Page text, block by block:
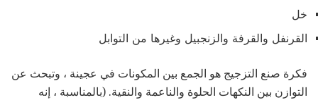
خل
القرنفل والقرفة والزنجبيل وغيرها من التوابل
فكرة صنع التزجيج هو الجمع بين المكونات في عجينة ، وتبحث عن
التوازن بين النكهات الحلوة والناعمة والنقية. (بالمناسبة ، إنه